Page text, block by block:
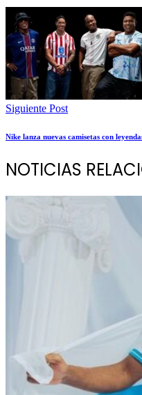
Siguiente Post
Nike lanza nuevas camisetas con
NOTICIAS